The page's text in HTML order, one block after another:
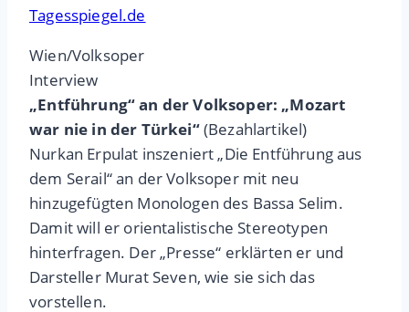
Tagesspiegel.de
Wien/Volksoper
Interview
„Entführung“ an der Volksoper: „Mozart
war nie in der Türkei“(Bezahlartikel)
Nurkan Erpulat inszeniert „Die Entführung aus
dem Serail“ an der Volksoper mit neu
hinzugefügten Monologen des Bassa Selim.
Damit will er orientalistische Stereotypen
hinterfragen. Der „Presse“ erklärten er und
Darsteller Murat Seven, wie sie sich das
vorstellen.